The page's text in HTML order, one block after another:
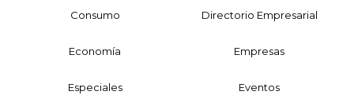
Consumo Directorio Empresarial
Economía Empresas
Especiales Eventos